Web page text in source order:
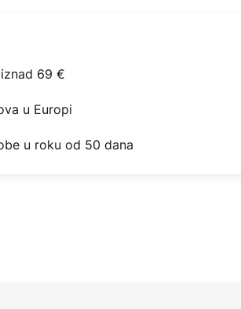
69 €
u Europi
u roku od 50 dana